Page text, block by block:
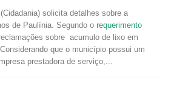
solicita detalhes sobre a
de Paulínia. Segundo o requerimento
sobre acumulo de lixo em
que o município possui um
prestadora de serviço,...